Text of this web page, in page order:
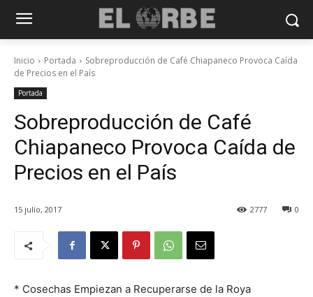
Inicio Portada
Sobreproducción de Café Chiapaneco Provoca Caída
de Precios en el País
Portada
Sobreproducción de Café
Chiapaneco Provoca Caída de
Precios en el País
15 julio, 2017 0
2777
* Cosechas Empiezan a Recuperarse de la Roya